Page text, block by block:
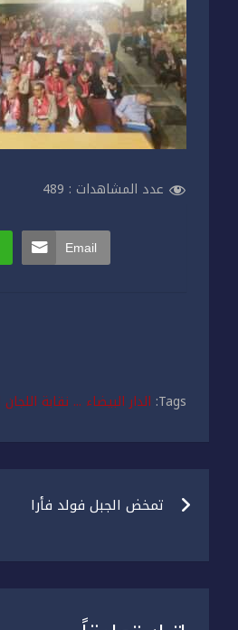
عدد المشاهدات : 489
Email
Tags: الدار البيضاء ... نقابة
تصفّح
المقالات
تمخض الجبل فولد فأرا